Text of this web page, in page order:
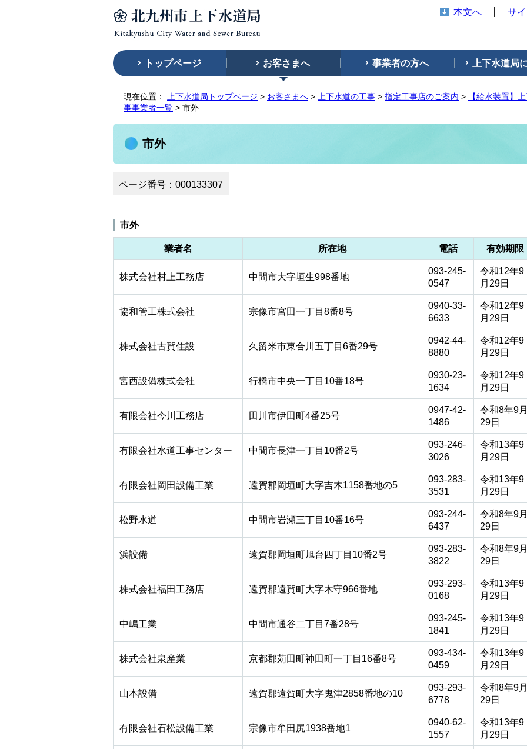
本文へ サ
トップページ お客さまへ 事業者の方へ 上下水道局
現在位置： 上下水道局トップページ > お客さまへ > 上下水道の工事 > 指定工事店のご案内 >
【給水装置】
事事業者一覧 > 市外
市外
ページ番号：000133307
市外
業者名 所在地 電話 有効期限
株式会社村上工務店 中間市大字垣生998番地
093-245-
0547
令和12年9
月29日
協和管工株式会社 宗像市宮田一丁目8番8号
0940-33-
6633
令和12年9
月29日
株式会社古賀住設 久留米市東合川五丁目6番29号
0942-44-
8880
令和12年9
月29日
宮西設備株式会社 行橋市中央一丁目10番18号
0930-23-
1634
令和12年9
月29日
有限会社今川工務店 田川市伊田町4番25号
0947-42-
1486
令和8年9月
29日
有限会社水道工事センター 中間市長津一丁目10番2号
093-246-
3026
令和13年9
月29日
有限会社岡田設備工業 遠賀郡岡垣町大字吉木1158番地の5
093-283-
3531
令和13年9
月29日
松野水道 中間市岩瀬三丁目10番16号
093-244-
6437
令和8年9月
29日
浜設備 遠賀郡岡垣町旭台四丁目10番2号
093-283-
3822
令和8年9月
29日
株式会社福田工務店 遠賀郡遠賀町大字木守966番地
093-293-
0168
令和13年9
月29日
中嶋工業 中間市通谷二丁目7番28号
093-245-
1841
令和13年9
月29日
株式会社泉産業 京都郡苅田町神田町一丁目16番8号
093-434-
0459
令和13年9
月29日
山本設備 遠賀郡遠賀町大字鬼津2858番地の10
093-293-
6778
令和8年9月
29日
有限会社石松設備工業 宗像市牟田尻1938番地1
0940-62-
1557
令和13年9
月29日